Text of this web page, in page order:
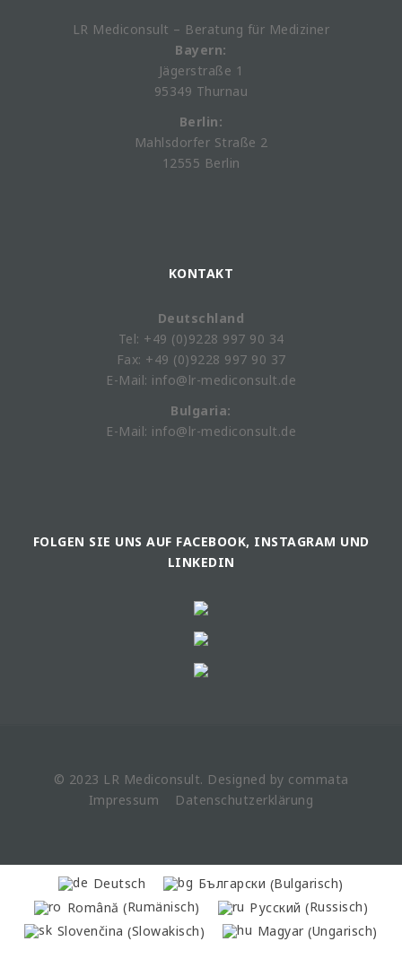
LR Mediconsult – Beratung für Mediziner
Bayern:
Jägerstraße 1
95349 Thurnau
Berlin:
Mahlsdorfer Straße 2
12555 Berlin
KONTAKT
Deutschland
Tel: +49 (0)9228 997 90 34
Fax: +49 (0)9228 997 90 37
E-Mail: info@lr-mediconsult.de
Bulgaria:
E-Mail: info@lr-mediconsult.de
FOLGEN SIE UNS AUF FACEBOOK, INSTAGRAM UND
LINKEDIN
© 2023 LR Mediconsult. Designed by commata
Impressum
Datenschutzerklärung
Deutsch Български (Bulgarisch)
Română (Rumänisch) Русский (Russisch)
Slovenčina (Slowakisch) Magyar(Ungarisch)